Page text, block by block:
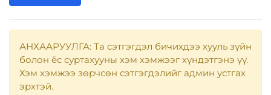
АНХААРУУЛГА: Та сэтгэгдэл бичихдээ хууль зүйн
болон ёс суртахууны хэм хэмжээг хүндэтгэнэ үү.
Хэм хэмжээ зөрчсөн сэтгэгдэлийг админ устгах
эрхтэй.